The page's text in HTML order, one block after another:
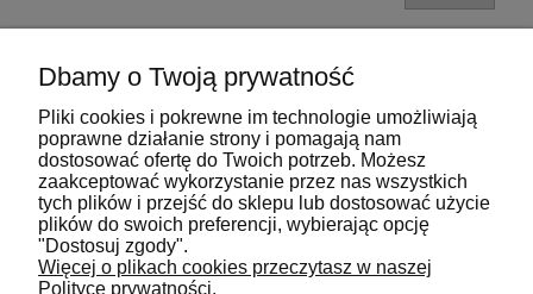
Pomoc
Moje konto
Płatności i dostawa
Dbamy o Twoją prywatność
Pliki cookies i pokrewne im technologie umożliwiają
poprawne działanie strony i pomagają nam
dostosować ofertę do Twoich potrzeb. Możesz
zaakceptować wykorzystanie przez nas wszystkich
tych plików i przejść do sklepu lub dostosować użycie
plików do swoich preferencji, wybierając opcję
"Dostosuj zgody".
Więcej o plikach cookies przeczytasz w naszej
Polityce prywatności.